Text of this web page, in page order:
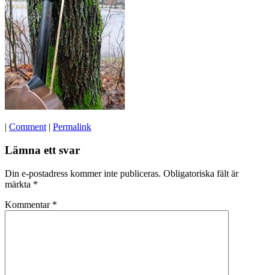
| Comment | Permalink
Lämna ett svar
Din e-postadress kommer inte publiceras. Obligatoriska fält är
märkta *
Kommentar *